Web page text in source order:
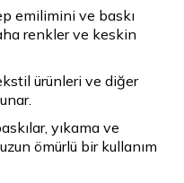
emilimini ve baskı
renkler ve keskin
ürünleri ve diğer
yıkama ve
ömürlü bir kullanım